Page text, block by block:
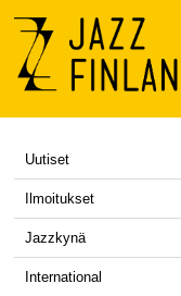
Menu
Uutiset
Ilmoitukset
Jazzkynä
International